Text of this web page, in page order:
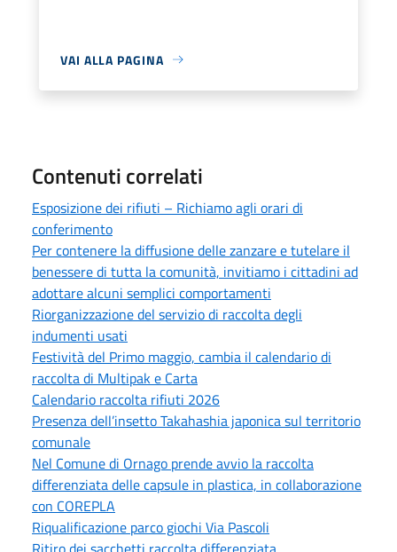
VAI ALLA PAGINA
Contenuti correlati
Esposizione dei rifiuti – Richiamo agli orari di
conferimento
Per contenere la diffusione delle zanzare e tutelare il
benessere di tutta la comunità, invitiamo i cittadini ad
adottare alcuni semplici comportamenti
Riorganizzazione del servizio di raccolta degli
indumenti usati
Festività del Primo maggio, cambia il calendario di
raccolta di Multipak e Carta
Calendario raccolta rifiuti 2026
Presenza dell’insetto Takahashia japonica sul territorio
comunale
Nel Comune di Ornago prende avvio la raccolta
differenziata delle capsule in plastica, in collaborazione
con COREPLA
Riqualificazione parco giochi Via Pascoli